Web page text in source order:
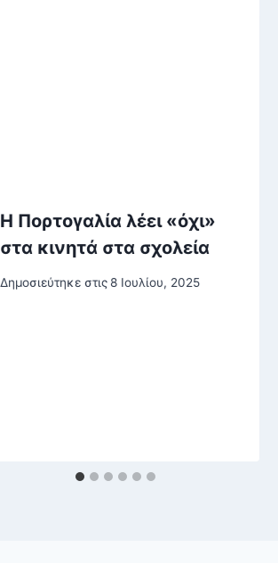
Η Πορτογαλία λέει «όχι»
στα κινητά στα σχολεία
Δημοσιεύτηκε στις 8 Ιουλίου, 2025